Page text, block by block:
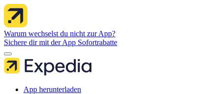
Warum wechselst du nicht zur App?
Sichere dir mit der App Sofortrabatte
App herunterladen